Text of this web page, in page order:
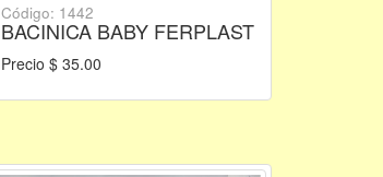
Código: 1442
BACINICA BABY FERPLAST
Precio $ 35.00